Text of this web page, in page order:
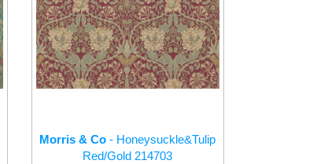
Morris & Co - Honeysuckle&Tulip
Red/Gold 214703